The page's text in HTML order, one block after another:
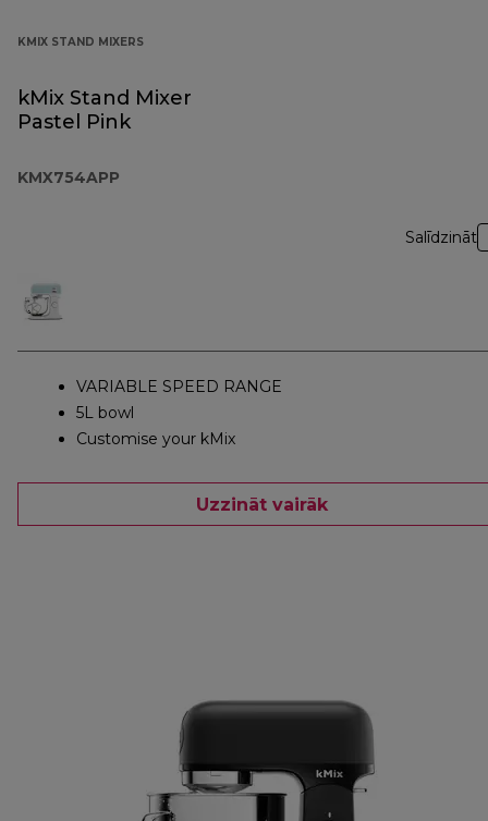
KMIX STAND MIXERS
kMix Stand Mixer
Pastel Pink
KMX754APP
Salīdzināt
VARIABLE SPEED RANGE
5L bowl
Customise your kMix
Uzzināt vairāk